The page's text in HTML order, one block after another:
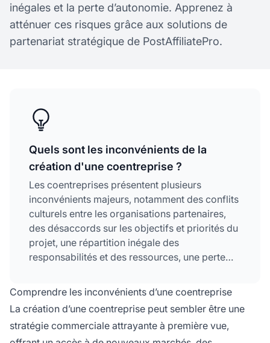
inégales et la perte d’autonomie. Apprenez à
atténuer ces risques grâce aux solutions de
partenariat stratégique de PostAffiliatePro.
Quels sont les inconvénients de la
création d'une coentreprise ?
Les coentreprises présentent plusieurs
inconvénients majeurs, notamment des conflits
culturels entre les organisations partenaires,
des désaccords sur les objectifs et priorités du
projet, une répartition inégale des
responsabilités et des ressources, une perte
limitée pour poursuivre d'autres opportunités
commerciales, ainsi que la complexité de la
gestion de multiples parties prenantes aux
intérêts potentiellement conflictuels.
Comprendre les inconvénients d’une coentreprise
La création d’une coentreprise peut sembler être une
stratégie commerciale attrayante à première vue,